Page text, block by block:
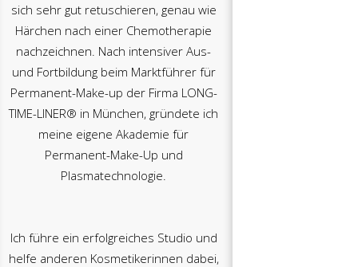
sich sehr gut retuschieren, genau wie
Härchen nach einer Chemotherapie
nachzeichnen. Nach intensiver Aus-
und Fortbildung beim Marktführer für
Permanent-Make-up der Firma LONG-
TIME-LINER® in München, gründete ich
meine eigene Akademie für
Permanent-Make-Up und
Plasmatechnologie.
Ich führe ein erfolgreiches Studio und
helfe anderen Kosmetikerinnen dabei,